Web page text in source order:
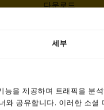
세부
을 제공하며 트래픽을 분
와 공유합니다. 이러한 소
다운로드
사용자 설명서
다운로드
1.31 MB - pdf